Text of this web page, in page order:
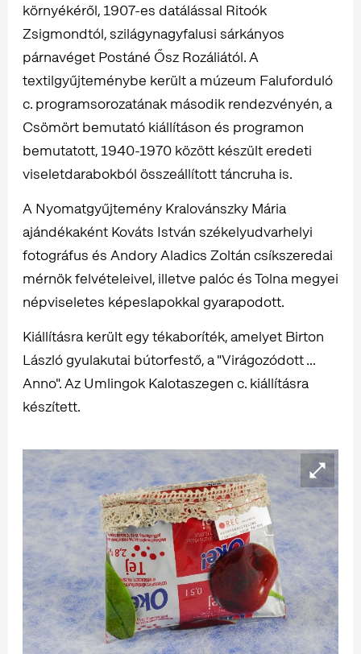
környékéről, 1907-es datálással Ritoók
Zsigmondtól, szilágynagyfalusi sárkányos
párnavéget Postáné Ősz Rozáliától. A
textilgyűjteménybe került a múzeum Faluforduló
c. programsorozatának második rendezvényén, a
Csömört bemutató kiállításon és programon
bemutatott, 1940-1970 között készült eredeti
viseletdarabokból összeállított táncruha is.
A Nyomatgyűjtemény Kralovánszky Mária
ajándékaként Kováts István székelyudvarhelyi
fotográfus és Andory Aladics Zoltán csíkszeredai
mérnök felvételeivel, illetve palóc és Tolna megyei
népviseletes képeslapokkal gyarapodott.
Kiállításra került egy tékaboríték, amelyet Birton
László gyulakutai bútorfestő, a "Virágozódott ...
Anno". Az Umlingok Kalotaszegen c. kiállításra
készített.